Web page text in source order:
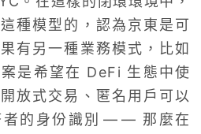
種模型的，認為京東是可
有另一種業務模式，比如
是希望在 DeFi 生態中使
放式交易、匿名用戶可以
者的身份識別 — — 那麼在